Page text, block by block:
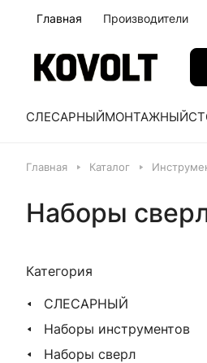
Главная Производители
СЛЕСАРНЫЙМОНТАЖНЫЙ
Главная Каталог
Наборы
Категория
СЛЕСАРНЫЙ
Наборы инструментов
Наборы сверл